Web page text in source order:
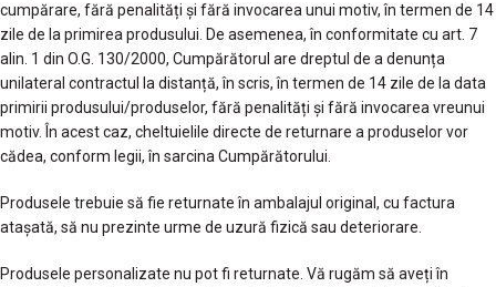
cumpărare, fără penalități şi fără invocarea unui motiv, în termen de 14
zile de la primirea produsului. De asemenea, în conformitate cu art. 7
alin. 1 din O.G. 130/2000, Cumpărătorul are dreptul de a denunța
unilateral contractul la distanță, în scris, în termen de 14 zile de la data
primirii produsului/produselor, fără penalități și fără invocarea vreunui
motiv. În acest caz, cheltuielile directe de returnare a produselor vor
cădea, conform legii, în sarcina Cumpărătorului.
Produsele trebuie să fie returnate în ambalajul original, cu factura
atașată, să nu prezinte urme de uzură fizică sau deteriorare.
Produsele personalizate nu pot fi returnate. Vă rugăm să aveți în